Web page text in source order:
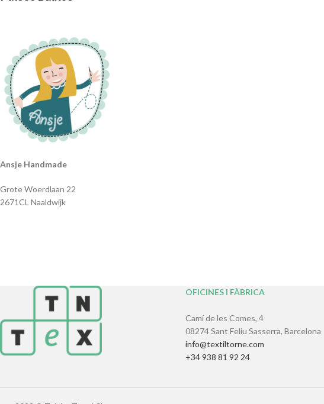
Ansje Handmade
Grote Woerdlaan 22
2671CL Naaldwijk
OFICINES I FÀBRICA
Camí de les Comes, 4
08274 Sant Feliu Sasserra, Barcelona
info@textiltorne.com
+34 938 81 92 24